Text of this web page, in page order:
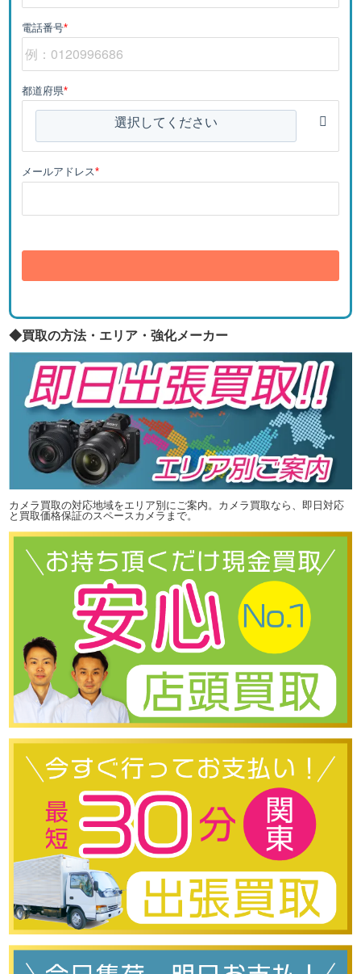
電話番号*
都道府県*
選択してください
メールアドレス*
◆買取の方法・エリア・強化メーカー
カメラ買取の対応地域をエリア別にご案内。カメラ買取なら、即日対応
と買取価格保証のスペースカメラまで。